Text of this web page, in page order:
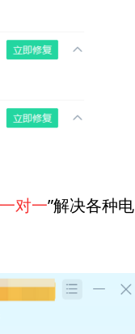
一对一”解决各种电